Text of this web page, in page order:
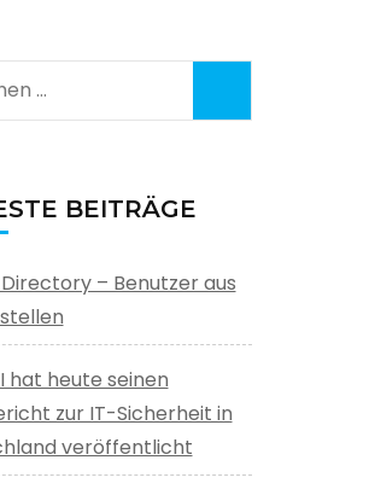
BEITRÄGE
– Benutzer aus
hat heute seinen
zur IT-Sicherheit in
veröffentlicht